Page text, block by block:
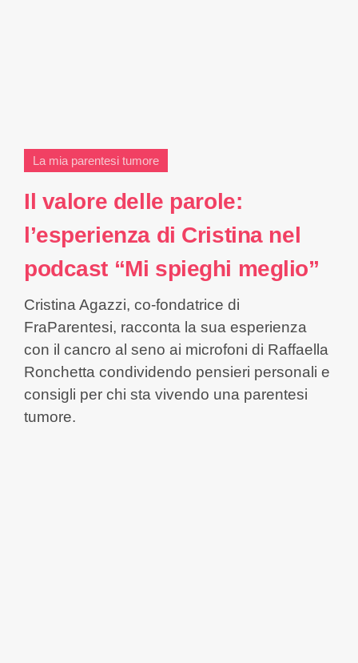
La mia parentesi tumore
Il valore delle parole:
l’esperienza di Cristina nel
podcast “Mi spieghi meglio”
Cristina Agazzi, co-fondatrice di
FraParentesi, racconta la sua esperienza
con il cancro al seno ai microfoni di Raffaella
Ronchetta condividendo pensieri personali e
consigli per chi sta vivendo una parentesi
tumore.